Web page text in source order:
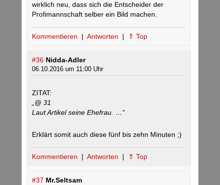
wirklich neu, dass sich die Entscheider der
Profimannschaft selber ein Bild machen.
Kommentieren | Antworten | ⇑ Top
#36 Nidda-Adler
06.10.2016 um 11:00 Uhr
ZITAT:
„@ 31
Laut Artikel seine Ehefrau. …“
Erklärt somit auch diese fünf bis zehn Minuten ;)
Kommentieren | Antworten | ⇑ Top
#37 Mr.Seltsam